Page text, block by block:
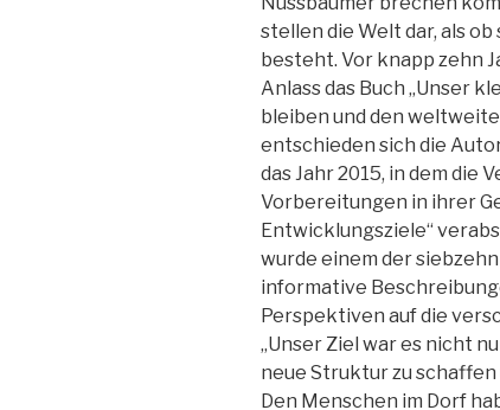
stellen die Welt dar, als
besteht. Vor knapp zehn
Anlass das Buch „Unser
bleiben und den
entschieden sich die
das Jahr 2015, in dem
Vorbereitungen in ihrer
Entwicklungsziele“
wurde einem der
informative
Perspektiven auf die
„Unser Ziel war es nicht
neue Struktur zu
Den Menschen im Dorf